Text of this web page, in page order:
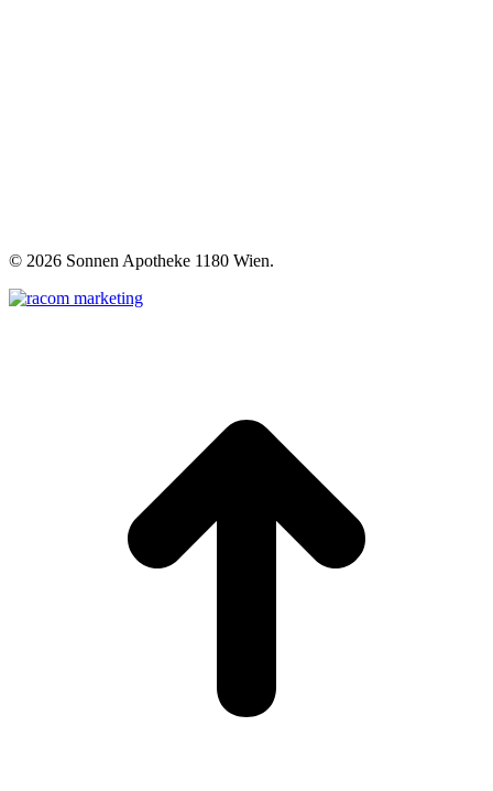
© 2026 Sonnen Apotheke 1180 Wien.